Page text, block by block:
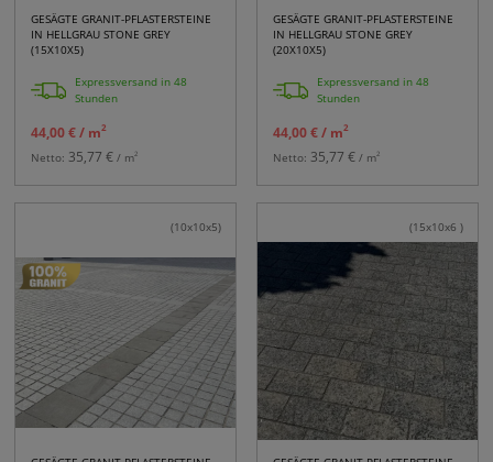
GESÄGTE GRANIT-PFLASTERSTEINE
IN HELLGRAU STONE GREY
(15X10X5)
Expressversand in 48
Stunden
44,00 €/ m2
Netto: 35,77 € / m2
GESÄGTE GRANIT-PFLASTERSTEINE
IN HELLGRAU STONE GREY
(20X10X5)
Expressversand in 48
Stunden
44,00 €/ m2
Netto: 35,77 € / m2
(10x10x5) (15x10x6 )